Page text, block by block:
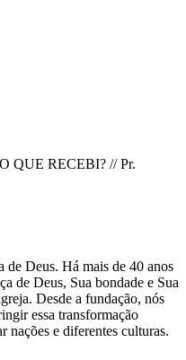
QUE RECEBI? // Pr.
Deus. Há mais de 40 anos
de Deus, Sua bondade e Sua
Desde a fundação, nós
essa transformação
nações e diferentes culturas.